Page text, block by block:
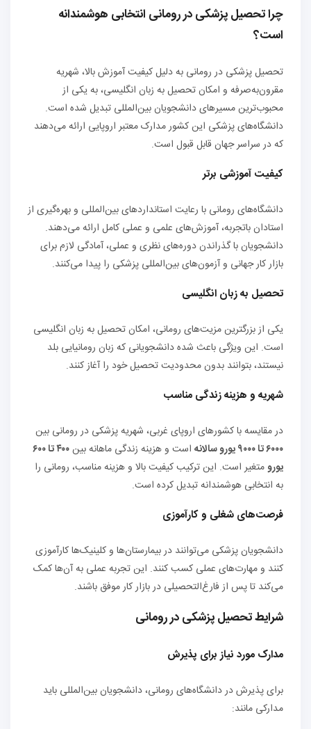
چرا تحصیل پزشکی در رومانی انتخابی هوشمندانه
است؟
تحصیل پزشکی در رومانی به دلیل کیفیت آموزش بالا، شهریه
مقرون‌به‌صرفه و امکان تحصیل به زبان انگلیسی، به یکی از
محبوب‌ترین مسیرهای دانشجویان بین‌المللی تبدیل شده است.
دانشگاه‌های پزشکی این کشور مدارک معتبر اروپایی ارائه می‌دهند
که در سراسر جهان قابل قبول است.
کیفیت آموزشی برتر
دانشگاه‌های رومانی با رعایت استانداردهای بین‌المللی و بهره‌گیری از
استادان باتجربه، آموزش‌های علمی و عملی کامل ارائه می‌دهند.
دانشجویان با گذراندن دوره‌های نظری و عملی، آمادگی لازم برای
بازار کار جهانی و آزمون‌های بین‌المللی پزشکی را پیدا می‌کنند.
تحصیل به زبان انگلیسی
یکی از بزرگترین مزیت‌های رومانی، امکان تحصیل به زبان انگلیسی
است. این ویژگی باعث شده دانشجویانی که زبان رومانیایی بلد
نیستند، بتوانند بدون محدودیت تحصیل خود را آغاز کنند.
شهریه و هزینه زندگی مناسب
در مقایسه با کشورهای اروپای غربی، شهریه پزشکی در رومانی بین
۶۰۰۰ تا ۹۰۰۰ یورو سالانه
است و هزینه زندگی ماهانه بین
۴۰۰ تا ۶۰۰
یورومتغیر است. این ترکیب کیفیت بالا و هزینه مناسب، رومانی را
به انتخابی هوشمندانه تبدیل کرده است.
فرصت‌های شغلی و کارآموزی
دانشجویان پزشکی می‌توانند در بیمارستان‌ها و کلینیک‌ها کارآموزی
کنند و مهارت‌های عملی کسب کنند. این تجربه عملی به آن‌ها کمک
می‌کند تا پس از فارغ‌التحصیلی در بازار کار موفق باشند.
شرایط تحصیل پزشکی در رومانی
مدارک مورد نیاز برای پذیرش
برای پذیرش در دانشگاه‌های رومانی، دانشجویان بین‌المللی باید
مدارکی مانند: